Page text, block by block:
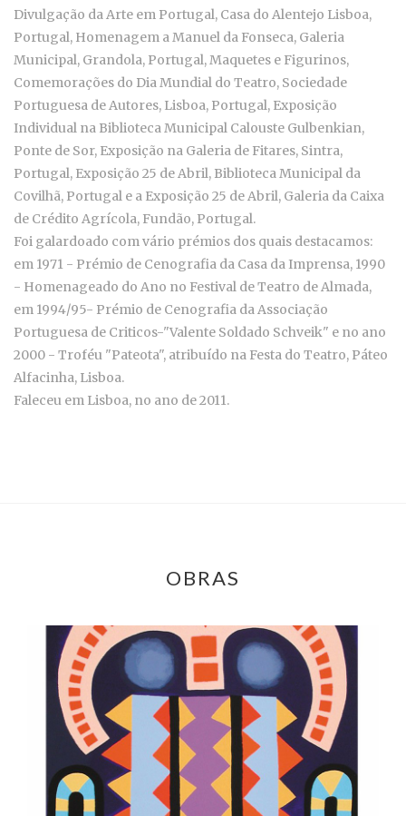
Divulgação da Arte em Portugal, Casa do Alentejo Lisboa,
Portugal, Homenagem a Manuel da Fonseca, Galeria
Municipal, Grandola, Portugal,Maquetes e Figurinos,
Comemorações do Dia Mundial do Teatro, Sociedade
Portuguesa de Autores, Lisboa, Portugal, Exposição
Individual na Biblioteca Municipal Calouste Gulbenkian,
Ponte de Sor, Exposição na Galeria de Fitares, Sintra,
Portugal, Exposição 25 de Abril, Biblioteca Municipal da
Covilhã, Portugal e a Exposição 25 de Abril, Galeria da Caixa
de Crédito Agrícola, Fundão, Portugal.
Foi galardoado com vário prémios dos quais destacamos:
em 1971 - Prémio de Cenografia da Casa da Imprensa, 1990
- Homenageado do Ano no Festival de Teatro de Almada,
em 1994/95- Prémio de Cenografia da Associação
Portuguesa de Criticos-"Valente Soldado Schveik" e no ano
2000 - Troféu "Pateota", atribuído na Festa do Teatro, Páteo
Alfacinha, Lisboa.
Faleceu em Lisboa, no ano de 2011.
OBRAS